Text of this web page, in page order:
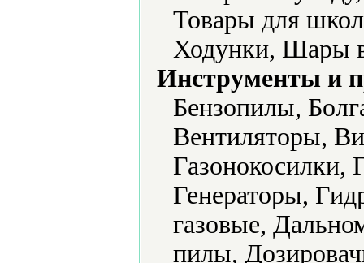
Товары для
Ходунки, Шары
Инструменты и
Бензопилы,
Вентиляторы,
Газонокосилки,
Генераторы,
газовые,
пилы,